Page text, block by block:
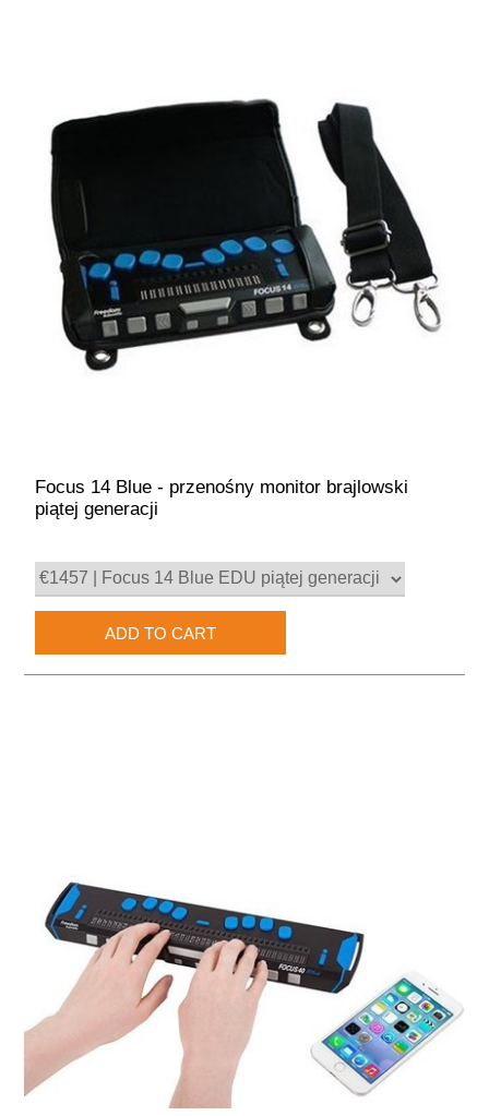
Focus 14 Blue - przenośny monitor brajlowski
piątej generacji